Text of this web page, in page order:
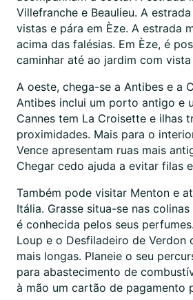
Villefranche e Beaulieu. A
vistas e pára em Èze. A estrada
acima das falésias. Em Èze, é
caminhar até ao jardim com
A oeste, chega-se a Antibes e a
Antibes inclui um porto antigo e
Cannes tem La Croisette e ilhas
proximidades. Mais para o
Vence apresentam ruas mais
Chegar cedo ajuda a evitar filas
Também pode visitar Menton e
Itália. Grasse situa-se nas
é conhecida pelos seus
Loup e o Desfiladeiro de Verdon
mais longas. Planeie o seu
para abastecimento de
à mão um cartão de pagamento